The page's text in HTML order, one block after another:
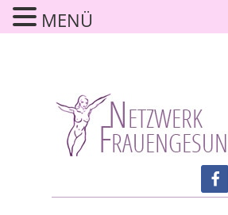
MENÜ